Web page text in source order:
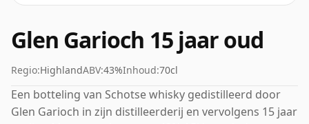
Glen Garioch 15 jaar oud
Regio:HighlandABV:43%Inhoud:70cl
Een botteling van Schotse whisky gedistilleerd door
Glen Garioch in zijn distilleerderij en vervolgens 15 jaar